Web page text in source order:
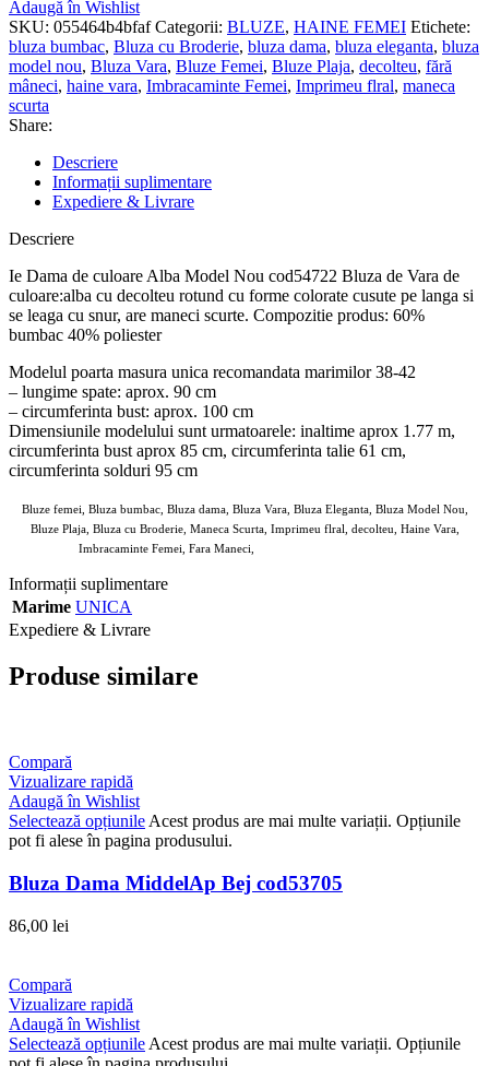
Adaugă în Wishlist
SKU: 055464b4bfafCategorii: BLUZE, HAINE FEMEI Etichete:
bluza bumbac, Bluza cu Broderie, bluza dama, bluza eleganta, bluza
model nou, Bluza Vara, Bluze Femei, Bluze Plaja, decolteu, fără
mâneci, haine vara, Imbracaminte Femei, Imprimeu flral, maneca
scurta
Share:
Descriere
Informații suplimentare
Expediere & Livrare
Descriere
Ie Dama de culoare Alba Model Nou cod54722 Bluza de Vara de
culoare:alba cu decolteu rotund cu forme colorate cusute pe langa si
se leaga cu snur, are maneci scurte. Compozitie produs: 60%
bumbac 40% poliester
Modelul poarta masura unica recomandata marimilor 38-42
– lungime spate: aprox. 90 cm
– circumferinta bust: aprox. 100 cm
Dimensiunile modelului sunt urmatoarele: inaltime aprox 1.77 m,
circumferinta bust aprox 85 cm, circumferinta talie 61 cm,
circumferinta solduri 95 cm
Bluze femei, Bluza bumbac, Bluza dama, Bluza Vara, Bluza Eleganta, Bluza Model Nou,
Bluze Plaja, Bluza cu Broderie, Maneca Scurta, Imprimeu flral, decolteu, Haine Vara,
Imbracaminte Femei, Fara Maneci,
Informații suplimentare
Marime UNICA
Expediere & Livrare
Produse similare
Compară
Vizualizare rapidă
Adaugă în Wishlist
Selectează opțiunile Acest produs are mai multe variații. Opțiunile
pot fi alese în pagina produsului.
Bluza Dama MiddelAp Bej cod53705
86,00 lei
Compară
Vizualizare rapidă
Adaugă în Wishlist
Selectează opțiunile Acest produs are mai multe variații. Opțiunile